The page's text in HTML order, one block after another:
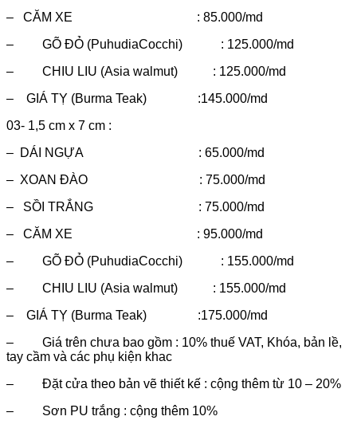
– CĂM XE : 85.000/md
– GÕ ĐỎ (PuhudiaCocchi) : 125.000/md
– CHIU LIU (Asia walmut) : 125.000/md
– GIÁ TỴ (Burma Teak) :145.000/md
03- 1,5 cm x 7 cm :
– DÁI NGỰA : 65.000/md
– XOAN ĐÀO : 75.000/md
– SỒI TRẮNG : 75.000/md
– CĂM XE : 95.000/md
– GÕ ĐỎ (PuhudiaCocchi) : 155.000/md
– CHIU LIU (Asia walmut) : 155.000/md
– GIÁ TỴ (Burma Teak) :175.000/md
– Giá trên chưa bao gồm : 10% thuế VAT, Khóa, bản lề,
tay cầm và các phụ kiện khac
– Đặt cửa theo bản vẽ thiết kế : cộng thêm từ 10 – 20%
– Sơn PU trắng : cộng thêm 10%